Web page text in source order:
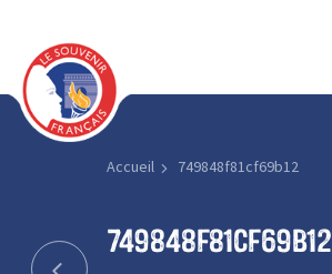
Accueil 749848f81cf69b12
749848f81cf69b12